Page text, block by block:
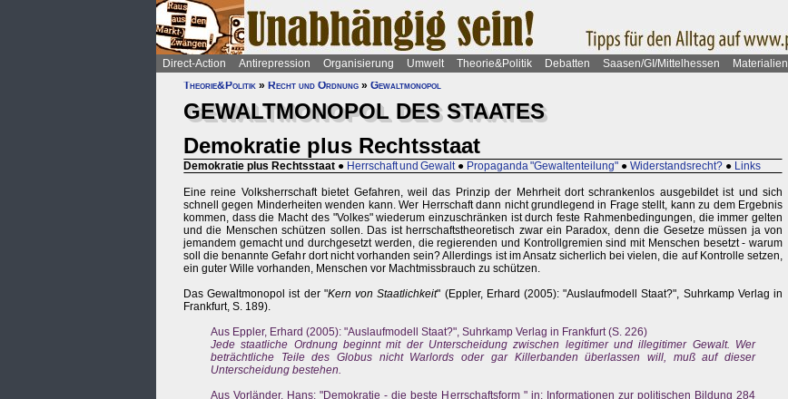
Direct-Action Antirepression Organisierung Umwelt Theorie&Politik Debatten Saasen/GI/Mittelhessen Materialien
Theorie&Politik » Recht und Ordnung » Gewaltmonopol
GEWALTMONOPOL DES STAATES
Demokratie plus Rechtsstaat
Demokratie plus Rechtsstaat ● Herrschaft und Gewalt ● Propaganda "Gewaltenteilung" ● Widerstandsrecht? ● Links
Eine reine Volksherrschaft bietet Gefahren, weil das Prinzip der Mehrheit dort schrankenlos ausgebildet ist und sich
schnell gegen Minderheiten wenden kann. Wer Herrschaft dann nicht grundlegend in Frage stellt, kann zu dem Ergebnis
kommen, dass die Macht des "Volkes" wiederum einzuschränken ist durch feste Rahmenbedingungen, die immer gelten
und die Menschen schützen sollen. Das ist herrschaftstheoretisch zwar ein Paradox, denn die Gesetze müssen ja von
jemandem gemacht und durchgesetzt werden, die regierenden und Kontrollgremien sind mit Menschen besetzt - warum
soll die benannte Gefahr dort nicht vorhanden sein? Allerdings ist im Ansatz sicherlich bei vielen, die auf Kontrolle setzen,
ein guter Wille vorhanden, Menschen vor Machtmissbrauch zu schützen.
Das Gewaltmonopol ist der "Kern von Staatlichkeit" (Eppler, Erhard (2005): "Auslaufmodell Staat?", Suhrkamp Verlag in
Frankfurt, S. 189).
Aus Eppler, Erhard (2005): "Auslaufmodell Staat?", Suhrkamp Verlag in Frankfurt (S. 226)
Jede staatliche Ordnung beginnt mit der Unterscheidung zwischen legitimer und illegitimer Gewalt. Wer
beträchtliche Teile des Globus nicht Warlords oder gar Killerbanden überlassen will, muß auf dieser
Unterscheidung bestehen.
Aus Vorländer, Hans: "Demokratie - die beste Herrschaftsform " in: Informationen zur politischen Bildung 284